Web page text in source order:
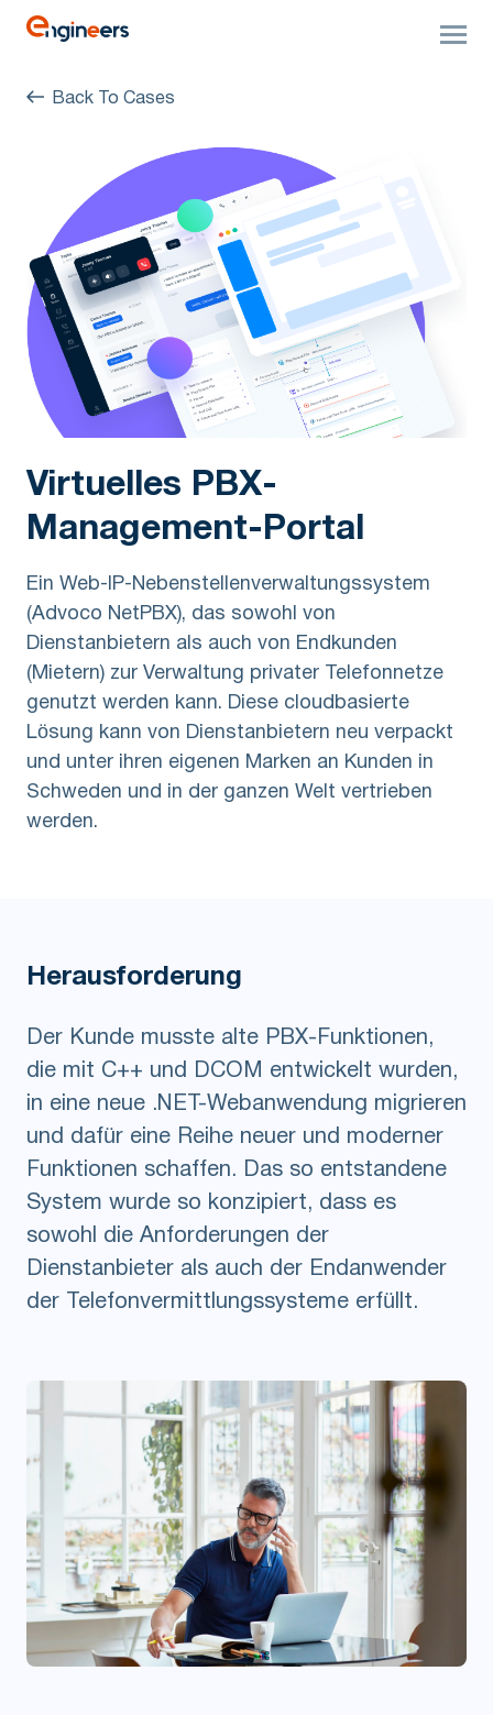
Back To Cases
Virtuelles PBX-
Management-Portal
Ein Web-IP-Nebenstellenverwaltungssystem
(Advoco NetPBX), das sowohl von
Dienstanbietern als auch von Endkunden
(Mietern) zur Verwaltung privater Telefonnetze
genutzt werden kann. Diese cloudbasierte
Lösung kann von Dienstanbietern neu verpackt
und unter ihren eigenen Marken an Kunden in
Schweden und in der ganzen Welt vertrieben
werden.
Herausforderung
Der Kunde musste alte PBX-Funktionen,
die mit C++ und DCOM entwickelt wurden,
in eine neue .NET-Webanwendung migrieren
und dafür eine Reihe neuer und moderner
Funktionen schaffen. Das so entstandene
System wurde so konzipiert, dass es
sowohl die Anforderungen der
Dienstanbieter als auch der Endanwender
der Telefonvermittlungssysteme erfüllt.